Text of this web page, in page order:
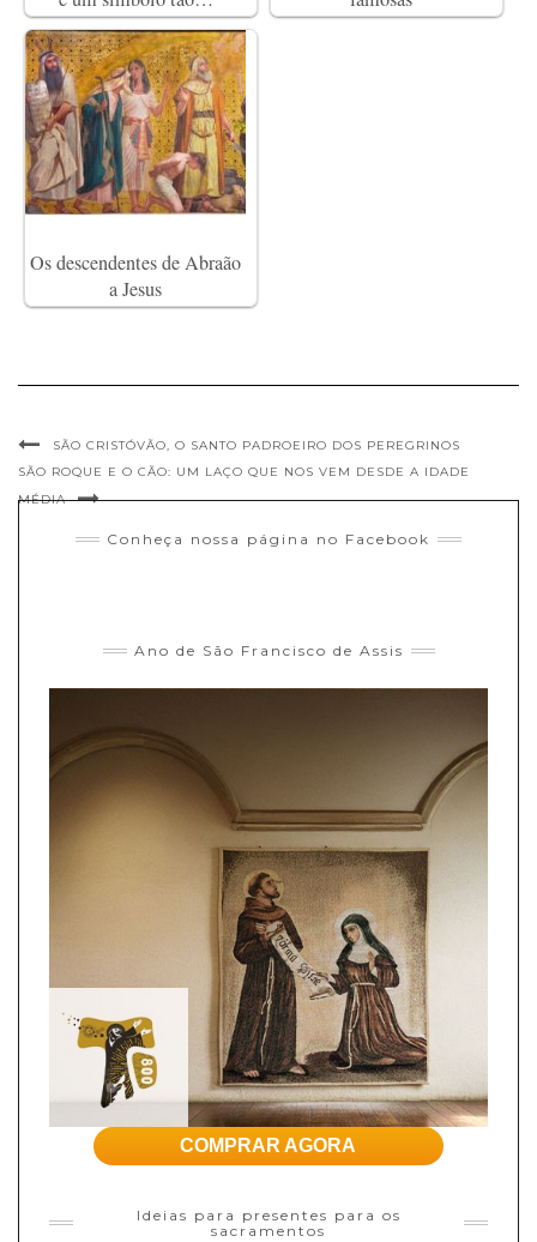
Os descendentes de Abraão
a Jesus
SÃO CRISTÓVÃO, O SANTO PADROEIRO DOS PEREGRINOS
SÃO ROQUE E O CÃO: UM LAÇO QUE NOS VEM DESDE A IDADE
MÉDIA
Conheça nossa página no Facebook
Ano de São Francisco de Assis
COMPRAR AGORA
Ideias para presentes para os
sacramentos